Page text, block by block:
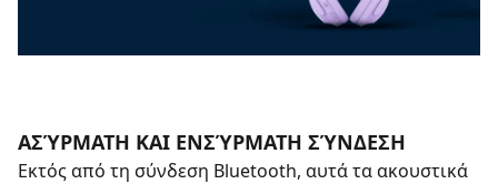
ΑΣΎΡΜΑΤΗ ΚΑΙ ΕΝΣΎΡΜΑΤΗ ΣΎΝΔΕΣΗ
Εκτός από τη σύνδεση Bluetooth, αυτά τα ακουστικά